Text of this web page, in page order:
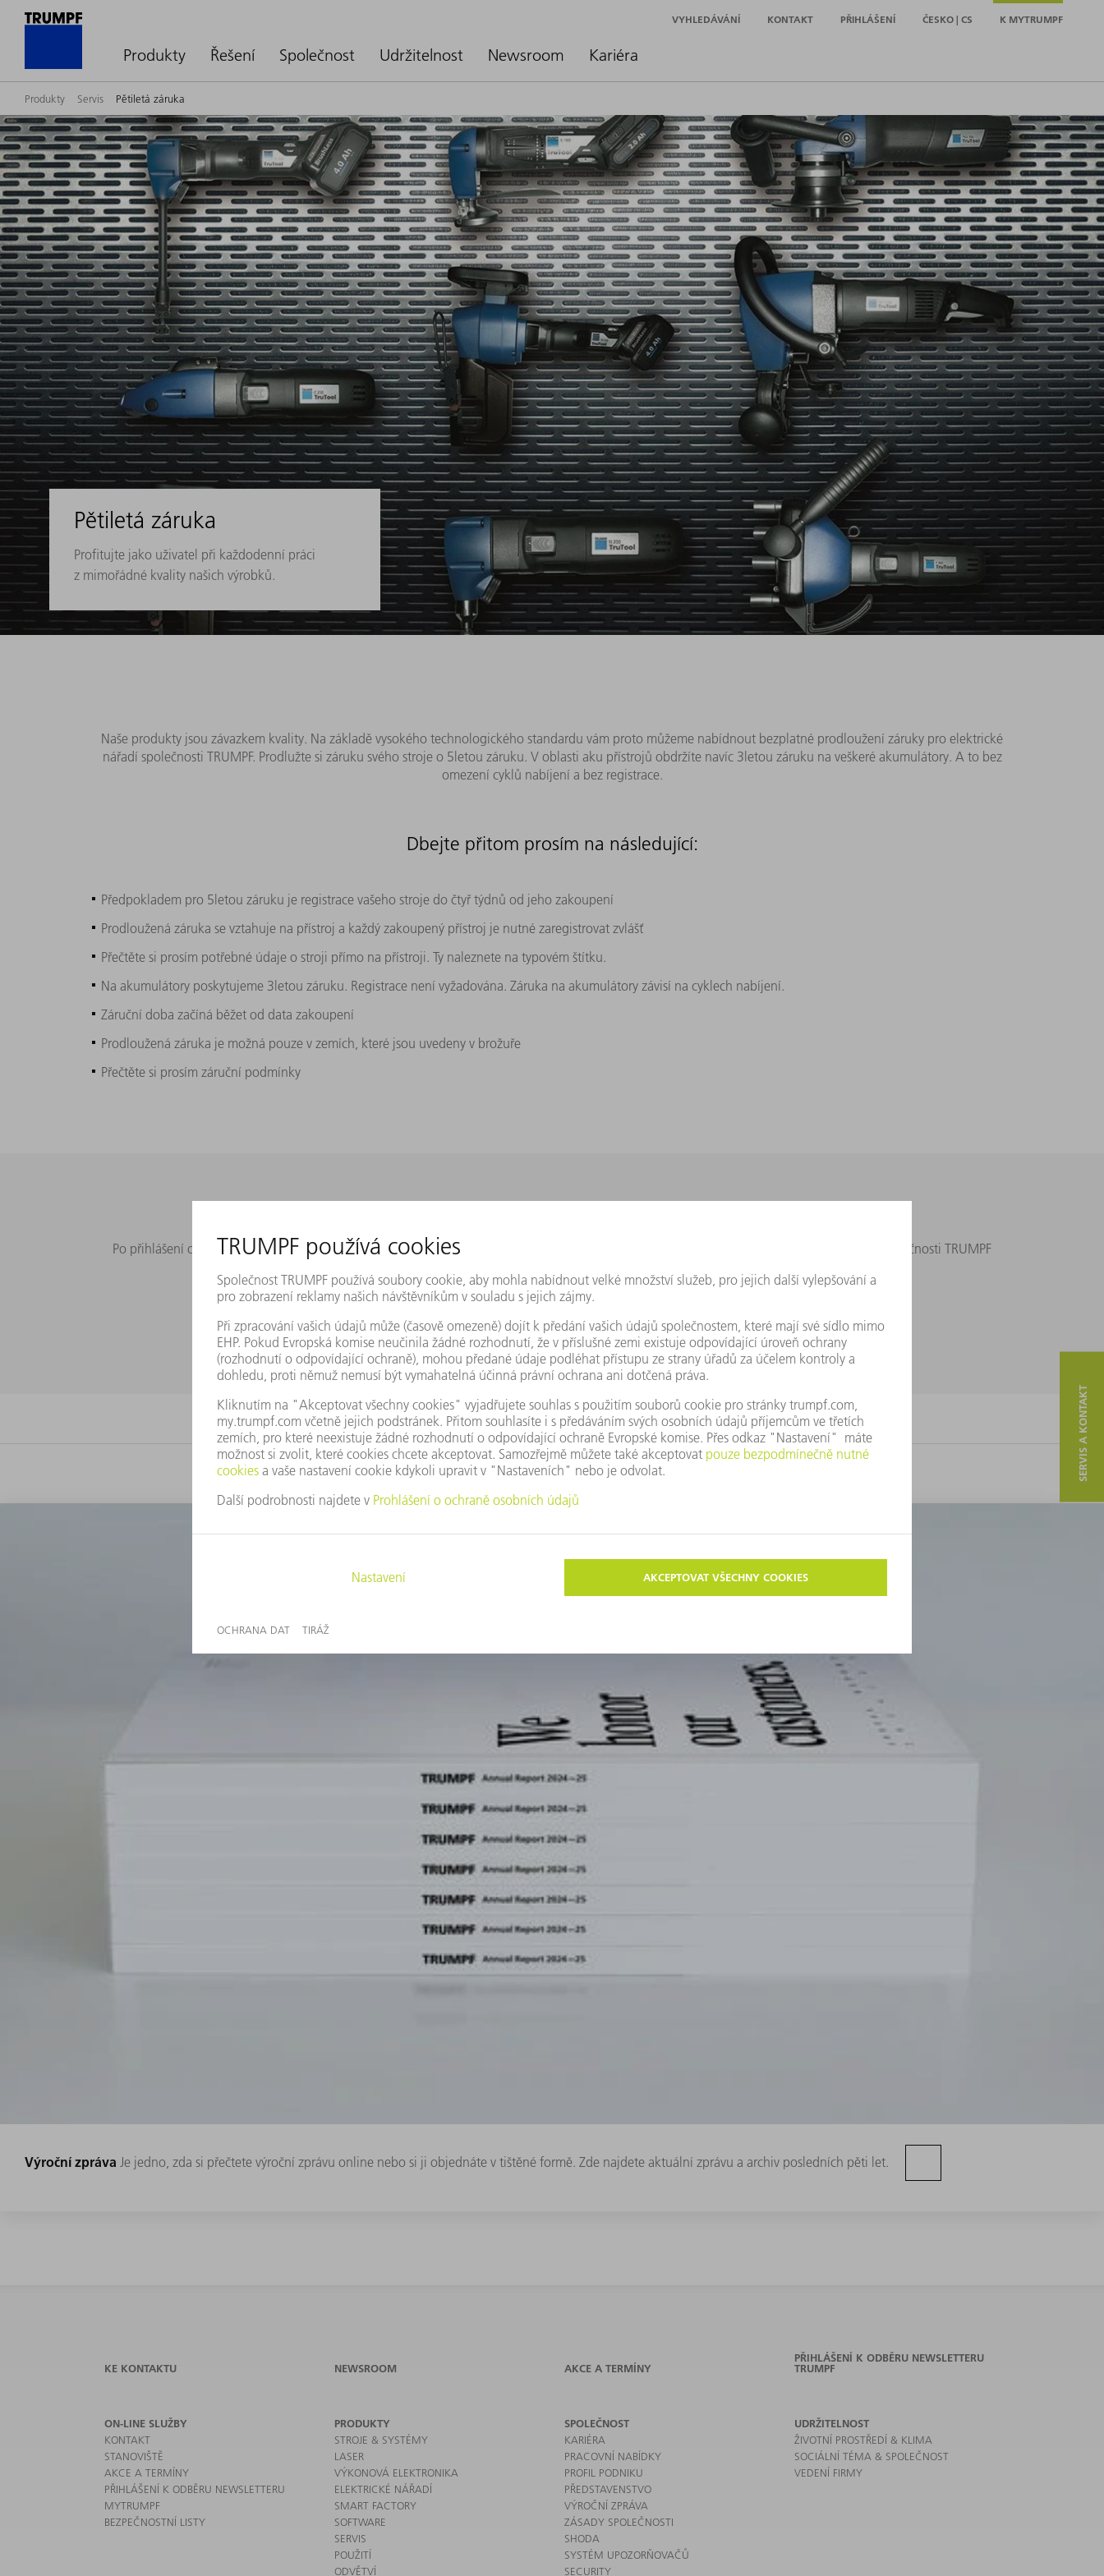
Produkty Řešení Společnost Udržitelnost Newsroom Kariéra
VYHLEDÁVÁNÍ KONTAKT PŘIHLÁŠENÍ ČESKO | CS K MYTRUMPF
Produkty Servis Pětiletá záruka
Pětiletá záruka
Profitujte jako uživatel při každodenní práci
z mimořádné kvality našich výrobků.
Naše produkty jsou závazkem kvality. Na základě vysokého technologického standardu vám proto můžeme nabídnout bezplatné prodloužení záruky pro elektrické
nářadí společnosti TRUMPF. Prodlužte si záruku svého stroje o 5letou záruku. V oblasti aku přístrojů obdržíte navíc 3letou záruku na veškeré akumulátory. A to bez
omezení cyklů nabíjení a bez registrace.
Dbejte přitom prosím na následující:
Předpokladem pro 5letou záruku je registrace vašeho stroje do čtyř týdnů od jeho zakoupení
Prodloužená záruka se vztahuje na přístroj a každý zakoupený přístroj je nutné zaregistrovat zvlášť
Přečtěte si prosím potřebné údaje o stroji přímo na přístroji. Ty naleznete na typovém štítku.
Na akumulátory poskytujeme 3letou záruku. Registrace není vyžadována. Záruka na akumulátory závisí na cyklech nabíjení.
Záruční doba začíná běžet od data zakoupení
Prodloužená záruka je možná pouze v zemích, které jsou uvedeny v brožuře
Přečtěte si prosím záruční podmínky
K přihlášení
Po přihlášení obdržíte e-mailem záruční certifikát. & V případě záruky odešlete tento certifikát spolu s originálem dokladu o zakoupení do společnosti TRUMPF
ZAREGISTRUJTE SE NYNÍ
Také by vás mohla zajímat tato témata
Výroční zpráva Je jedno, zda si přečtete výroční zprávu online nebo si ji objednáte v tištěné formě. Zde najdete aktuální zprávu a archiv posledních pěti let.
SERVIS A KONTAKT
KE KONTAKTU NEWSROOM AKCE A TERMÍNY
PŘIHLÁŠENÍ K ODBĚRU NEWSLETTERU
TRUMPF
ON-LINE SLUŽBY
KONTAKT
STANOVIŠTĚ
AKCE A TERMÍNY
PŘIHLÁŠENÍ K ODBĚRU NEWSLETTERU
MYTRUMPF
BEZPEČNOSTNÍ LISTY
PRODUKTY
STROJE & SYSTÉMY
LASER
VÝKONOVÁ ELEKTRONIKA
ELEKTRICKÉ NÁŘADÍ
SMART FACTORY
SOFTWARE
SERVIS
POUŽITÍ
ODVĚTVÍ
SPOLEČNOST
KARIÉRA
PRACOVNÍ NABÍDKY
PROFIL PODNIKU
PŘEDSTAVENSTVO
VÝROČNÍ ZPRÁVA
ZÁSADY SPOLEČNOSTI
SHODA
SYSTÉM UPOZORŇOVAČŮ
SECURITY
UDRŽITELNOST
ŽIVOTNÍ PROSTŘEDÍ & KLIMA
SOCIÁLNÍ TÉMA & SPOLEČNOST
VEDENÍ FIRMY